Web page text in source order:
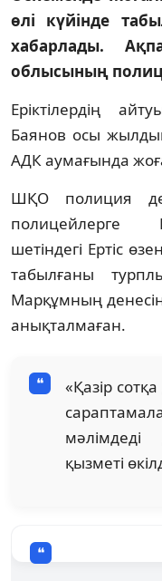
өлі күйінде
хабарлады.
облысының
Еріктілердің
Баянов осы
АДК аумағында
ШҚО полиция
полицейлерге
шетіндегі Ертіс
табылғаны
Марқұмның
анықталмаған.
«Қазір
мәлімдеді
қызметі